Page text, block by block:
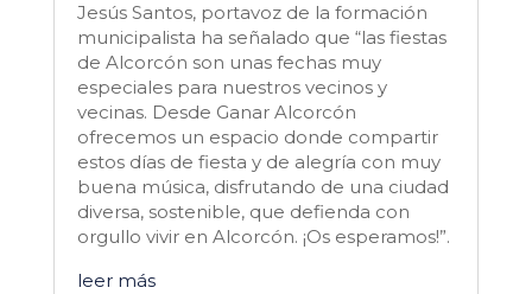
Jesús Santos, portavoz de la formación
municipalista ha señalado que “las fiestas
de Alcorcón son unas fechas muy
especiales para nuestros vecinos y
vecinas. Desde Ganar Alcorcón
ofrecemos un espacio donde compartir
estos días de fiesta y de alegría con muy
buena música, disfrutando de una ciudad
diversa, sostenible, que defienda con
orgullo vivir en Alcorcón. ¡Os esperamos!”.
leer más